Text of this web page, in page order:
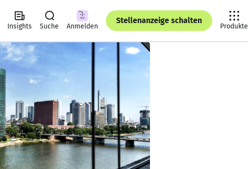
Insights Suche Anmelden
Stellenanzeige schalten
Produkte